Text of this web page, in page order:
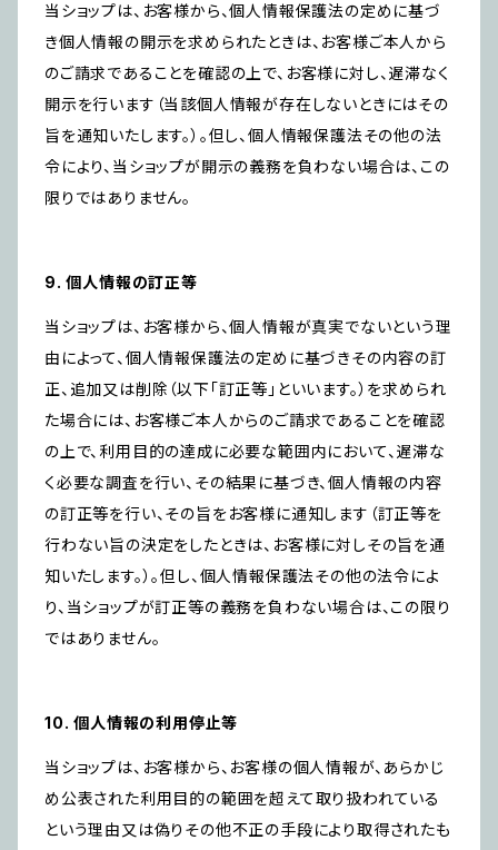
当ショップは、お客様から、個人情報保護法の定めに基づ
き個人情報の開示を求められたときは、お客様ご本人から
のご請求であることを確認の上で、お客様に対し、遅滞なく
開示を行います（当該個人情報が存在しないときにはその
旨を通知いたします。）。但し、個人情報保護法その他の法
令により、当ショップが開示の義務を負わない場合は、この
限りではありません。
9. 個人情報の訂正等
当ショップは、お客様から、個人情報が真実でないという理
由によって、個人情報保護法の定めに基づきその内容の訂
正、追加又は削除（以下「訂正等」といいます。）を求められ
た場合には、お客様ご本人からのご請求であることを確認
の上で、利用目的の達成に必要な範囲内において、遅滞な
く必要な調査を行い、その結果に基づき、個人情報の内容
の訂正等を行い、その旨をお客様に通知します（訂正等を
行わない旨の決定をしたときは、お客様に対しその旨を通
知いたします。）。但し、個人情報保護法その他の法令によ
り、当ショップが訂正等の義務を負わない場合は、この限り
ではありません。
10. 個人情報の利用停止等
当ショップは、お客様から、お客様の個人情報が、あらかじ
め公表された利用目的の範囲を超えて取り扱われている
という理由又は偽りその他不正の手段により取得されたも